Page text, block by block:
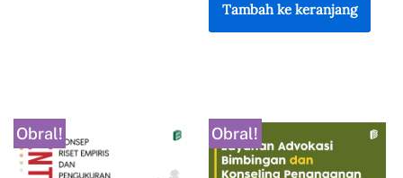
Tambah ke keranjang
Obral! Obral!